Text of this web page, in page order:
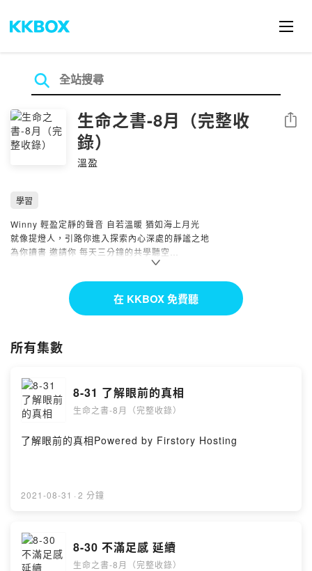
生命之書-8月（完整收
錄）
溫盈
分享
學習
Winny 輕盈定靜的聲音 自若溫暖 猶如海上月光
就像提燈人，引路你進入探索內心深處的靜謐之地
為你讀書 邀請你 每天三分鐘的共學聽空
生活的每一個遇見 生命的每一個糾結 都是認識自己的契機
懼的教育理念
365天 一天一篇
Winny說原本是錄給自己聽的，後來有些朋友跟著聽起來，非常受益，為
了好收集並且分享給更多人，於是上傳到podcast 平台
共振給探索生命，想要認識自己的你（妳）
是否渴望～遇見 真正的自己
歡迎你 一起進入滋養生命的篇章...探索內在意識 認識真正的自己
Powered by Firstory Hosting
在 KKBOX 免費聽
所有集數
8-31 了解眼前的真相
生命之書-8月（完整收錄）
了解眼前的真相Powered by Firstory Hosting
2021-08-31 · 2 分鐘
8-30 不滿足感 延續
生命之書-8月（完整收錄）